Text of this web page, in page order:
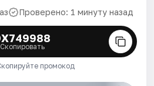
Проверено: 1 минуту назад
Скопировать
промокод